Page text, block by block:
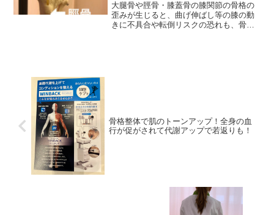
大腿骨や脛骨・膝蓋骨の膝関節の骨格の
歪みが生じると、曲げ伸ばし等の膝の動
きに不具合や転倒リスクの恐れも、骨格
骨格整体で肌のトーンアップ！全身の血
行が促がされて代謝アップで若返りも！